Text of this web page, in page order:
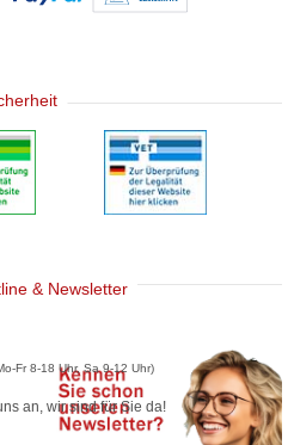
& Newsletter
Fr 8-18 Uhr, Sa 9-12 Uhr)
an, wir sind für Sie da!